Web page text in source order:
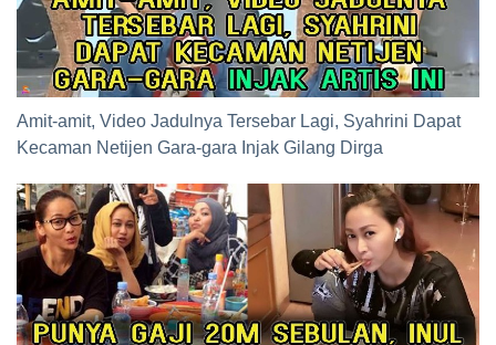
Amit-amit, Video Jadulnya Tersebar Lagi, Syahrini Dapat
Kecaman Netijen Gara-gara Injak Gilang Dirga